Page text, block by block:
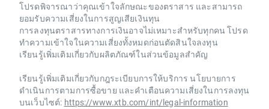
โปรดพิจารณาว่าคุณเข้าใจลักษณะของตราสาร และสามารถ
ยอมรับความเสี่ยงในการสูญเสียเงินทุน
การลงทุนตราสารทางการเงินอาจไม่เหมาะสำหรับทุกคน โปรด
ทำความเข้าใจในความเสี่ยงทั้งหมดก่อนตัดสินใจลงทุน
เรียนรู้เพิ่มเติมเกี่ยวกับผลิตภัณฑ์ในส่วนข้อมูลสำคัญ
เรียนรู้เพิ่มเติมเกี่ยวกับกฎระเบียบการให้บริการ นโยบายการ
ดำเนินการตามการซื้อขาย และคำเตือนความเสี่ยงในการลงทุน
บนเว็บไซต์: https://www.xtb.com/int/legal-information